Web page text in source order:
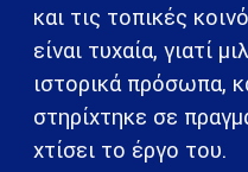
και τις τοπικές
είναι τυχαία, γιατί
ιστορικά πρόσωπα,
στηρίχτηκε σε
χτίσει το έργο του.